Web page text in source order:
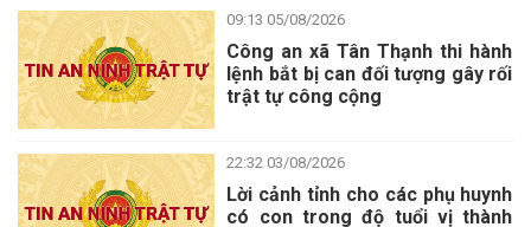
09:13 05/08/2026
Công an xã Tân Thạnh thi hành
lệnh bắt bị can đối tượng gây rối
trật tự công cộng
22:32 03/08/2026
Lời cảnh tỉnh cho các phụ huynh
có con trong độ tuổi vị thành
Thông báo về việc lựa chọn tổ chức hành nghề đấu giá tài sản
Thông báo về việc thẩm định giá tài sản là tang vật, phương
tiện vi phạm hành chính bị tịch thu
Cơ quan Cảnh sát điều tra Công an tỉnh Tây Ninh: Tìm bị hại
trong vụ án Lừa đảo chiếm đoạt tài sản, xảy ra tại xã Mỹ An,
tỉnh Tây Ninh